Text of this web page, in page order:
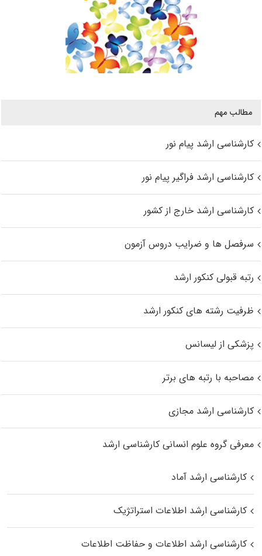
مطالب مهم
کارشناسی ارشد پیام نور
کارشناسی ارشد فراگیر پیام نور
کارشناسی ارشد خارج از کشور
سرفصل ها و ضرایب دروس آزمون
رتبه قبولی کنکور ارشد
ظرفیت رشته های کنکور ارشد
پزشکی از لیسانس
مصاحبه با رتبه های برتر
کارشناسی ارشد مجازی
معرفی گروه علوم انسانی کارشناسی ارشد
کارشناسی ارشد آماد
کارشناسی ارشد اطلاعات استراتژیک
کارشناسی ارشد اطلاعات و حفاظت اطلاعات